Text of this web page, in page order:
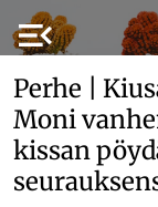
menu_open
Perhe |
Moni
kissan